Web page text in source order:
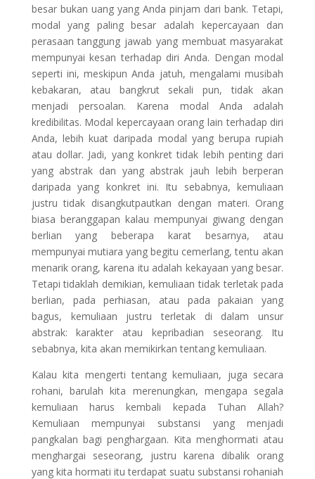
besar bukan uang yang Anda pinjam dari bank. Tetapi,
modal yang paling besar adalah kepercayaan dan
perasaan tanggung jawab yang membuat masyarakat
mempunyai kesan terhadap diri Anda. Dengan modal
seperti ini, meskipun Anda jatuh, mengalami musibah
kebakaran, atau bangkrut sekali pun, tidak akan
menjadi persoalan. Karena modal Anda adalah
kredibilitas. Modal kepercayaan orang lain terhadap diri
Anda, lebih kuat daripada modal yang berupa rupiah
atau dollar. Jadi, yang konkret tidak lebih penting dari
yang abstrak dan yang abstrak jauh lebih berperan
daripada yang konkret ini. Itu sebabnya, kemuliaan
justru tidak disangkutpautkan dengan materi. Orang
biasa beranggapan kalau mempunyai giwang dengan
berlian yang beberapa karat besarnya, atau
mempunyai mutiara yang begitu cemerlang, tentu akan
menarik orang, karena itu adalah kekayaan yang besar.
Tetapi tidaklah demikian, kemuliaan tidak terletak pada
berlian, pada perhiasan, atau pada pakaian yang
bagus, kemuliaan justru terletak di dalam unsur
abstrak: karakter atau kepribadian seseorang. Itu
sebabnya, kita akan memikirkan tentang kemuliaan.
Kalau kita mengerti tentang kemuliaan, juga secara
rohani, barulah kita merenungkan, mengapa segala
kemuliaan harus kembali kepada Tuhan Allah?
Kemuliaan mempunyai substansi yang menjadi
pangkalan bagi penghargaan. Kita menghormati atau
menghargai seseorang, justru karena dibalik orang
yang kita hormati itu terdapat suatu substansi rohaniah